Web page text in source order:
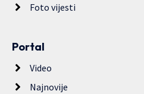
Foto vijesti
Portal
Video
Najnovije